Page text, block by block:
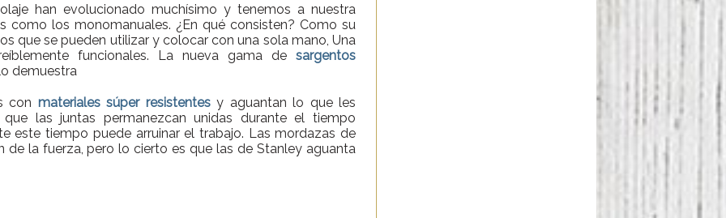
han evolucionado muchísimo y tenemos a nuestra
como los monomanuales. ¿En qué consisten? Como su
que se pueden utilizar y colocar con una sola mano, Una
funcionales. La nueva gama de sargentos
demuestra
con materiales súper resistentesy aguantan lo que les
las juntas permanezcan unidas durante el tiempo
este tiempo puede arruinar el trabajo. Las mordazas de
de la fuerza, pero lo cierto es que las de Stanley aguanta